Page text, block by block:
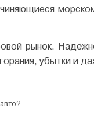
рынок.
убытки и